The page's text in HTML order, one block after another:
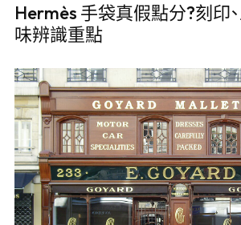
Hermès 手袋真假點分?刻印
味辨識重點